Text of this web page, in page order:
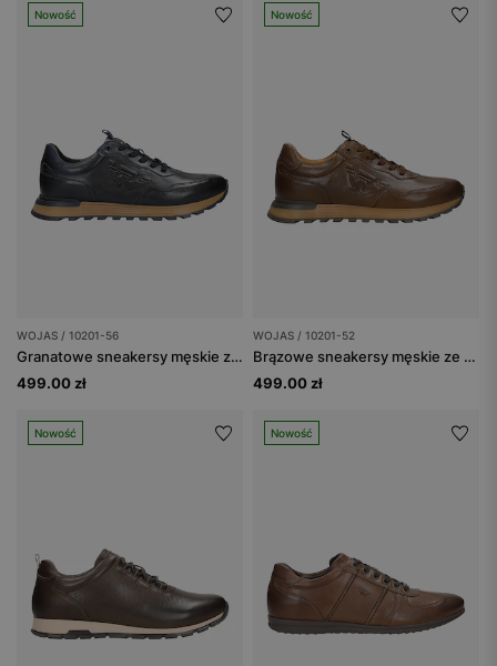
Nowość
WOJAS / 10201-56
Granatowe sneakersy męskie z tłoczonym logo
499.00 zł
Nowość
WOJAS / 10201-52
Brązowe sneakersy męskie ze skóry licowej
499.00 zł
Nowość Nowość